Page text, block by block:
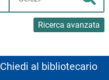
Ricerca avanzata
biblioteca
Chiedi al bibliotecario